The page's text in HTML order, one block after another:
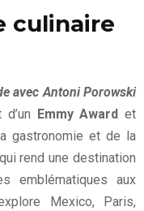
culinaire
avec Antoni Porowski
Emmy Award et
gastronomie et de la
rend une destination
emblématiques aux
Mexico, Paris,